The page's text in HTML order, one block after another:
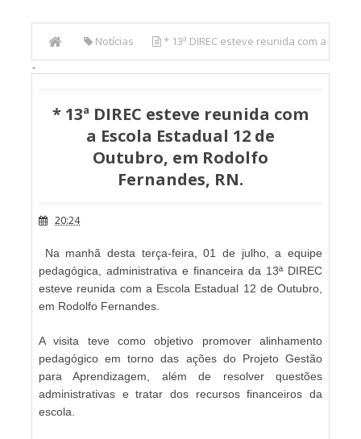
Notícias * 13ª DIREC esteve reunida com a
Escola Estadual 12 de Outubro, em Rodolfo Fernandes, RN.
-
* 13ª DIREC esteve reunida com
a Escola Estadual 12 de
Outubro, em Rodolfo
Fernandes, RN.
20:24
Na manhã desta terça-feira, 01 de julho, a equipe
pedagógica, administrativa e financeira da 13ª DIREC
esteve reunida com a Escola Estadual 12 de Outubro,
em Rodolfo Fernandes.
A visita teve como objetivo promover alinhamento
pedagógico em torno das ações do Projeto Gestão
para Aprendizagem, além de resolver questões
administrativas e tratar dos recursos financeiros da
escola.